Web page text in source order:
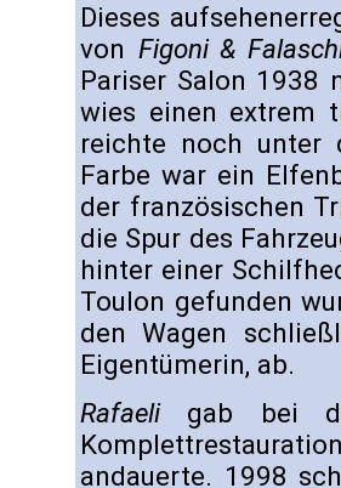
Dieses
von Figoni &
Pariser Salon 1938
wies einen extrem
reichte noch unter
Farbe war ein
der französischen
die Spur des
hinter einer
Toulon gefunden
den Wagen
Eigentümerin, ab.
Rafaeligab bei
andauerte. 1998